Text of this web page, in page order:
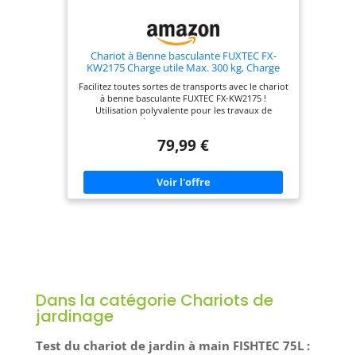
transport.
Chariot à Benne basculante FUXTEC FX-
KW2175 Charge utile Max. 300 kg, Charge
de Jardin 4 Grandes Roues pneumatiques.
Facilitez toutes sortes de transports avec le chariot
à benne basculante FUXTEC FX-KW2175 !
Utilisation polyvalente pour les travaux de
construction, à la maison, dans le jardin, sur les
robuste. Charge maximale en condition normale
basculement intégrée - charge maximale lors du
basculement 150 kg Anti-basculement avec 4
grandes roues pneumatiques Dimensions de la
zone de chargement : 85 x 46,5 cm ( L x l ), poids
79,99 €
Dans la catégorie Chariots de
jardinage
Test du chariot de jardin à main FISHTEC 75L :